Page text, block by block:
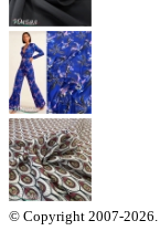
© Copyright 2007-2026.